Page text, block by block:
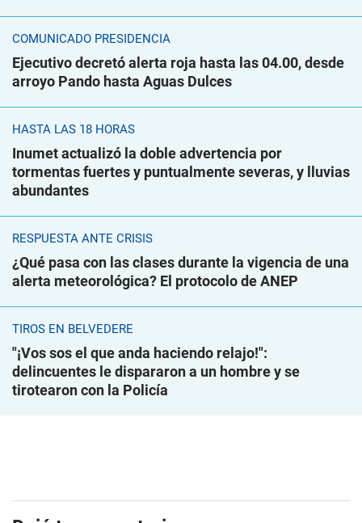
COMUNICADO PRESIDENCIA
Ejecutivo decretó alerta roja hasta las 04.00, desde
arroyo Pando hasta Aguas Dulces
HASTA LAS 18 HORAS
Inumet actualizó la doble advertencia por
tormentas fuertes y puntualmente severas, y lluvias
abundantes
RESPUESTA ANTE CRISIS
¿Qué pasa con las clases durante la vigencia de una
alerta meteorológica? El protocolo de ANEP
TIROS EN BELVEDERE
"¡Vos sos el que anda haciendo relajo!":
delincuentes le dispararon a un hombre y se
tirotearon con la Policía